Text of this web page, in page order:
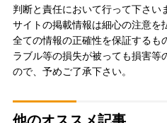
判断と責任において行って下さい
サイトの掲載情報は細心の注意を
全ての情報の正確性を保証するも
ラブル等の損失が被っても損害等
ので、予めご了承下さい。